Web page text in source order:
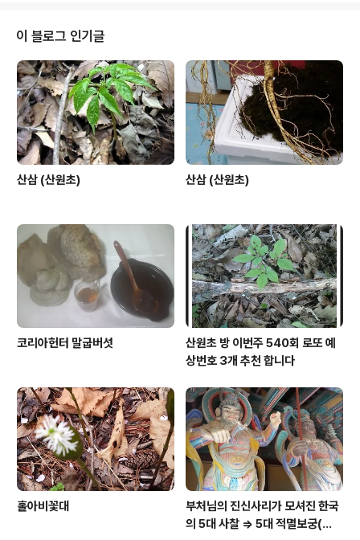
이 블로그 인기글
산삼 (산원초) 산삼 (산원초)
코리아헌터 말굽버섯
산원초 방 이번주 540회 로또 예
상번호 3개 추천 합니다
홀아비꽃대
부처님의 진신사리가 모셔진 한국
의 5대 사찰 => 5대 적멸보궁(寂